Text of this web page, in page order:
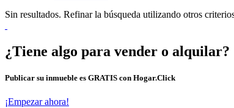
Sin resultados. Refinar la búsqueda utilizando otros
¿Tiene algo para vender o alquilar?
Publicar su inmueble es GRATIS con Hogar.Click
¡Empezar ahora!